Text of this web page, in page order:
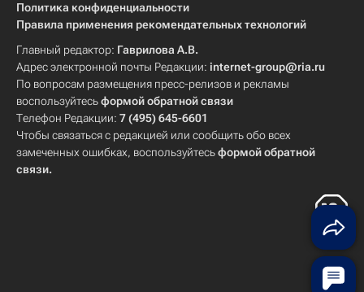
Политика конфиденциальности
Правила применения рекомендательных технологий
Главный редактор: Гаврилова А.В.
Адрес электронной почты Редакции: internet-group@ria.ru
По вопросам размещения пресс-релизов и рекламы
воспользуйтесьформой обратной связи
Телефон Редакции: 7 (495) 645-6601
Чтобы связаться с редакцией или сообщить обо всех
замеченных ошибках, воспользуйтесьформой обратной
связи.